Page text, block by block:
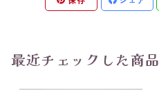
最近チェックした商品